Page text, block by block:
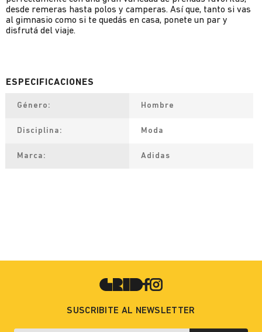
desde remeras hasta polos y camperas. Así que, tanto si vas
al gimnasio como si te quedás en casa, ponete un par y
disfrutá del viaje.
Género Hombre
Disciplina Moda
Marca Adidas
SUSCRIBITE AL NEWSLETTER